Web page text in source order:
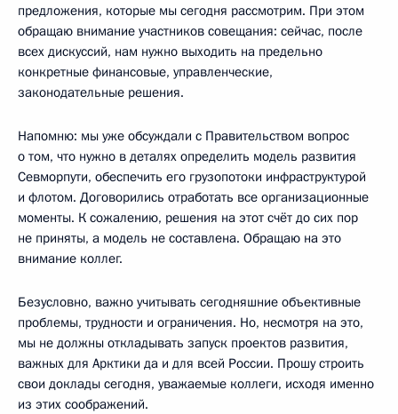
предложения, которые мы сегодня рассмотрим. При этом
обращаю внимание участников совещания: сейчас, после
всех дискуссий, нам нужно выходить на предельно
конкретные финансовые, управленческие,
законодательные решения.
Напомню: мы уже обсуждали с Правительством вопрос
о том, что нужно в деталях определить модель развития
Севморпути, обеспечить его грузопотоки инфраструктурой
и флотом. Договорились отработать все организационные
моменты. К сожалению, решения на этот счёт до сих пор
не приняты, а модель не составлена. Обращаю на это
внимание коллег.
Безусловно, важно учитывать сегодняшние объективные
проблемы, трудности и ограничения. Но, несмотря на это,
мы не должны откладывать запуск проектов развития,
важных для Арктики да и для всей России. Прошу строить
свои доклады сегодня, уважаемые коллеги, исходя именно
из этих соображений.